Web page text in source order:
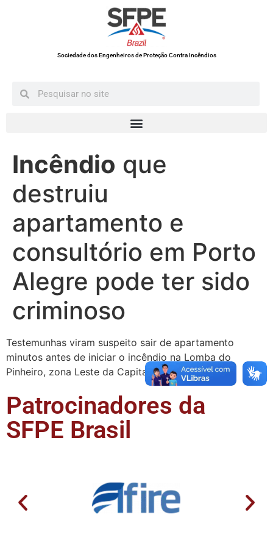
Sociedade dos Engenheiros de Proteção Contra Incêndios
Incêndio que
destruiu
apartamento e
consultório em Porto
Alegre pode ter sido
criminoso
Testemunhas viram suspeito sair de apartamento
minutos antes de iniciar o incêndio na Lomba do
Pinheiro, zona Leste da Capital.
Patrocinadores da
SFPE Brasil